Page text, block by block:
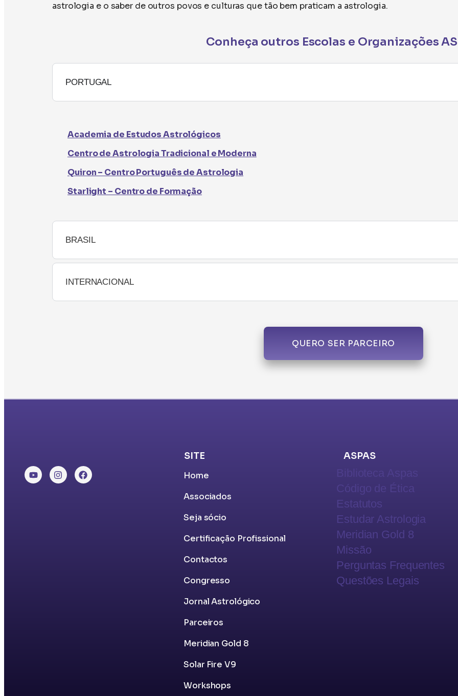
astrologia e o saber de outros povos e culturas que tão bem praticam a astrologia.
Conheça outros Escolas e Organizações
PORTUGAL
Academia de Estudos Astrológicos
Centro de Astrologia Tradicional e Moderna
Quiron – Centro Português de Astrologia
Starlight – Centro de Formação
BRASIL
INTERNACIONAL
QUERO SER PARCEIRO
SITE
Home
Associados
Seja sócio
Certificação Profissional
Contactos
Congresso
Jornal Astrológico
Parceiros
Meridian Gold 8
Solar Fire V9
Workshops
ASPAS
Biblioteca Aspas
​Código de Ética
Estatutos
​Estudar Astrologia
Meridian Gold 8
Missão
​Perguntas Frequentes
Questões Legais